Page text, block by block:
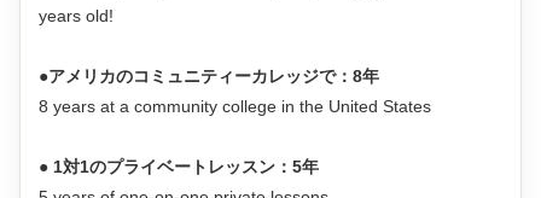
years old!
●アメリカのコミュニティーカレッジで：8年
8 years at a community college in the United States
● 1対1のプライベートレッスン：5年